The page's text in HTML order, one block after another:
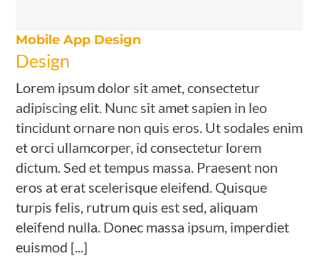
Mobile App Design
Design
Lorem ipsum dolor sit amet, consectetur
adipiscing elit. Nunc sit amet sapien in leo
tincidunt ornare non quis eros. Ut sodales enim
et orci ullamcorper, id consectetur lorem
dictum. Sed et tempus massa. Praesent non
eros at erat scelerisque eleifend. Quisque
turpis felis, rutrum quis est sed, aliquam
eleifend nulla. Donec massa ipsum, imperdiet
euismod [...]